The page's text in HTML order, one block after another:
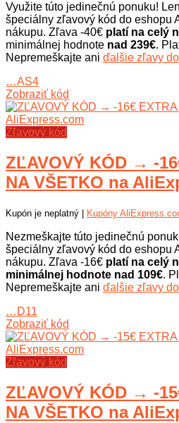
Využite túto jedinečnú ponuku!
špeciálny zľavový kód do eshopu
nákupu. Zľava -40€ platí na celý
minimálnej hodnote nad 239€.
Nepremeškajte ani ďalšie zľavy
…AS4
Zobraziť kód
Zľavový kód
ZĽAVOVÝ KÓD → -
NA VŠETKO na
Kupón je neplatný | Kupóny
Nezmeškajte túto jedinečnú
špeciálny zľavový kód do eshopu
nákupu. Zľava -16€ platí na celý
minimálnej hodnote nad 109€.
Nepremeškajte ani ďalšie zľavy
…D11
Zobraziť kód
Zľavový kód
ZĽAVOVÝ KÓD → -
NA VŠETKO na